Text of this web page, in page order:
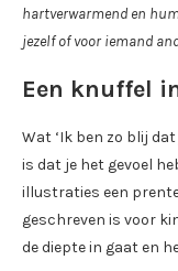
hartverwarmend en
jezelf of voor iemand
Een knuffel
Wat ‘Ik ben zo blij
is dat je het gevoel
illustraties een
geschreven is voor
de diepte in gaat en